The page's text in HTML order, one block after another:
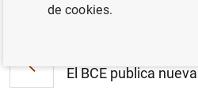
El BCE publica
Estadísticas
de cookies.